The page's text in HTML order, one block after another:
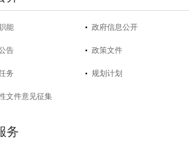
能 政府信息公开
告 政策文件
务 规划计划
文件意见征集
务